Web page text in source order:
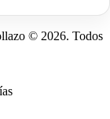
© 2026. Todos